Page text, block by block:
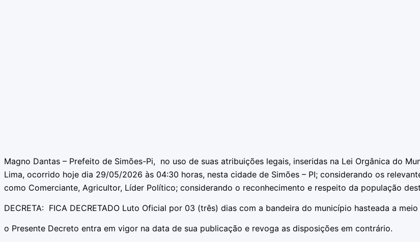
Magno Dantas – Prefeito de Simões-Pi, no uso de suas atribuições legais, inseridas na Lei Orgânica do
Lima, ocorrido hoje dia 29/05/2026 às 04:30 horas, nesta cidade de Simões – PI; considerando os
como Comerciante, Agricultor, Líder Político; considerando o reconhecimento e respeito da população
DECRETA: FICA DECRETADO Luto Oficial por 03 (três) dias com a bandeira do município hasteada a
o Presente Decreto entra em vigor na data de sua publicação e revoga as disposições em contrário.